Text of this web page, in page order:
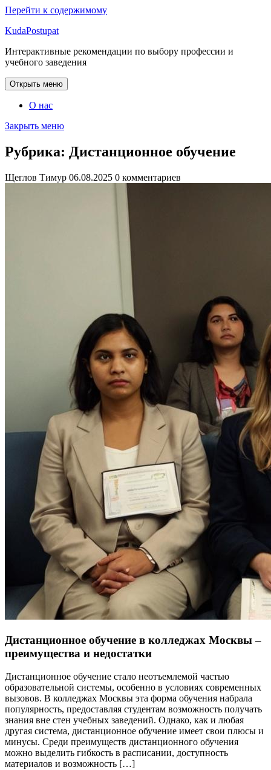
Перейти к содержимому
KudaPostupat
Интерактивные рекомендации по выбору профессии и
учебного заведения
Открыть меню
О нас
Закрыть меню
Рубрика: Дистанционное обучение
Щеглов Тимур 06.08.2025 0 комментариев
Дистанционное обучение в колледжах Москвы –
преимущества и недостатки
Дистанционное обучение стало неотъемлемой частью
образовательной системы, особенно в условиях современных
вызовов. В колледжах Москвы эта форма обучения набрала
популярность, предоставляя студентам возможность получать
знания вне стен учебных заведений. Однако, как и любая
другая система, дистанционное обучение имеет свои плюсы и
минусы. Среди преимуществ дистанционного обучения
можно выделить гибкость в расписании, доступность
материалов и возможность […]